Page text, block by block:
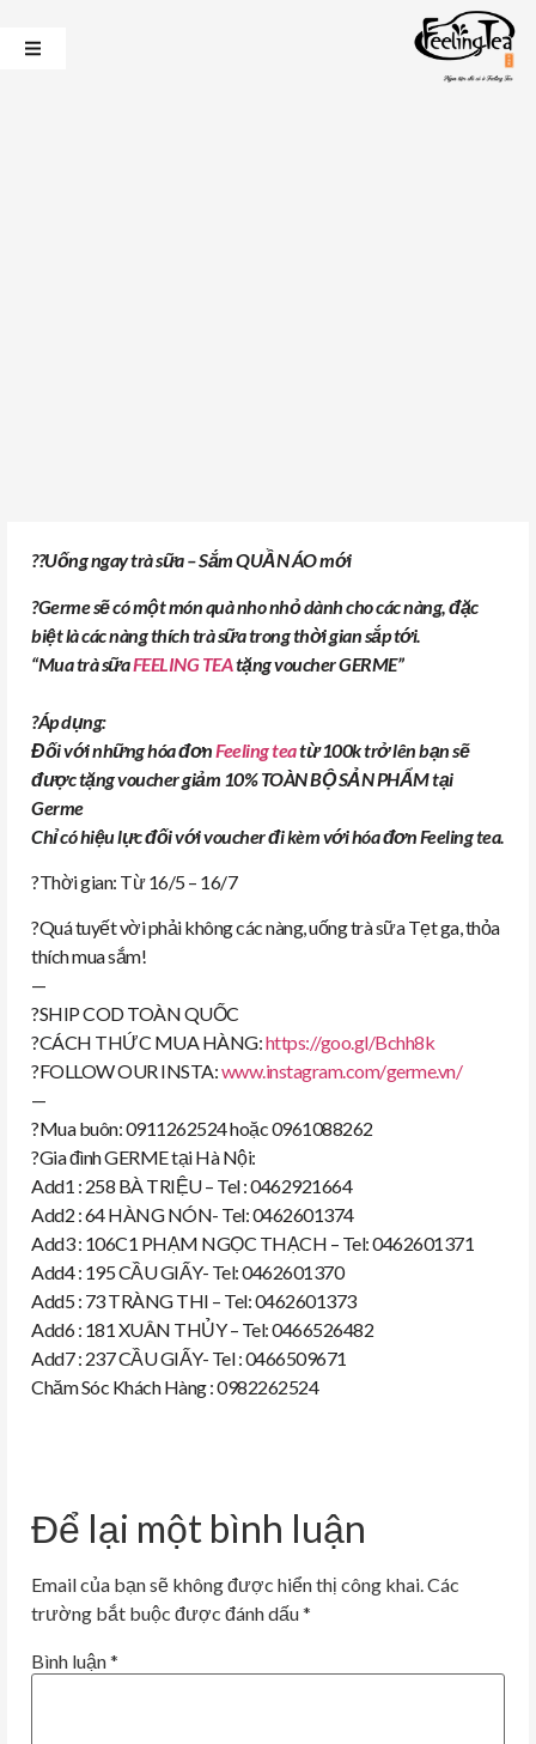
??Uống ngay trà sữa – Sắm QUẦN ÁO mới
?Germe sẽ có một món quà nho nhỏ dành cho các nàng, đặc
biệt là các nàng thích trà sữa trong thời gian sắp tới.
“Mua trà sữaFEELING TEAtặng voucher GERME”
?Áp dụng:
Đối với những hóa đơnFeeling teatừ 100k trở lên bạn sẽ
được tặng voucher giảm 10% TOÀN BỘ SẢN PHẨM tại
Germe
Chỉ có hiệu lực đối với voucher đi kèm với hóa đơn Feeling tea.
?Thời gian: Từ 16/5 – 16/7
?Quá tuyết vời phải không các nàng, uống trà sữa Tẹt ga, thỏa
thích mua sắm!
—
?SHIP COD TOÀN QUỐC
?CÁCH THỨC MUA HÀNG:https://goo.gl/Bchh8k
?FOLLOW OUR INSTA:www.instagram.com/germe.vn/
—
?Mua buôn: 0911262524 hoặc 0961088262
?Gia đình GERME tại Hà Nội:
Add1 : 258 BÀ TRIỆU – Tel : 0462921664
Add2 : 64 HÀNG NÓN- Tel: 0462601374
Add3 : 106C1 PHẠM NGỌC THẠCH – Tel: 0462601371
Add4 : 195 CẦU GIẤY- Tel: 0462601370
Add5 : 73 TRÀNG THI – Tel: 0462601373
Add6 : 181 XUÂN THỦY – Tel: 0466526482
Add7 : 237 CẦU GIẤY- Tel : 0466509671
Chăm Sóc Khách Hàng : 0982262524
Để lại một bình luận
Email của bạn sẽ không được hiển thị công khai.Các
trường bắt buộc được đánh dấu*
Bình luận*